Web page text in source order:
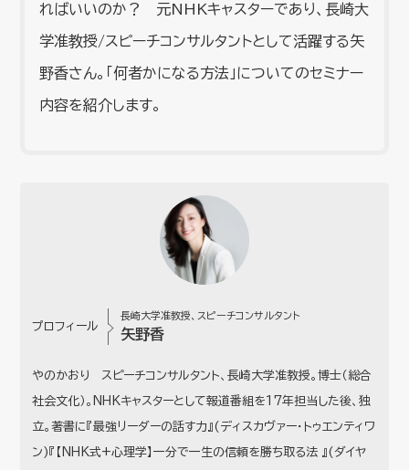
ればいいのか？ 元NHKキャスターであり、長崎大
学准教授/スピーチコンサルタントとして活躍する矢
野香さん。「何者かになる方法」についてのセミナー
内容を紹介します。
プロフィール
長崎大学准教授、スピーチコンサルタント
矢野香
やのかおり スピーチコンサルタント、長崎大学准教授。博士（総合
社会文化）。NHKキャスターとして報道番組を17年担当した後、独
立。著書に『最強リーダーの話す力』(ディスカヴァー・トゥエンティワ
ン)『【NHK式+心理学】一分で一生の信頼を勝ち取る法 』(ダイヤ